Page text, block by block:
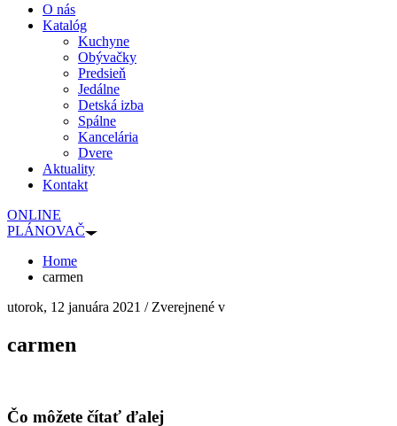
O nás
Katalóg
Kuchyne
Obývačky
Predsieň
Jedálne
Detská izba
Spálne
Kancelária
Dvere
Aktuality
Kontakt
ONLINE
PLÁNOVAČ
Home
carmen
utorok, 12 januára 2021 /Zverejnené v
carmen
Čo môžete čítať ďalej